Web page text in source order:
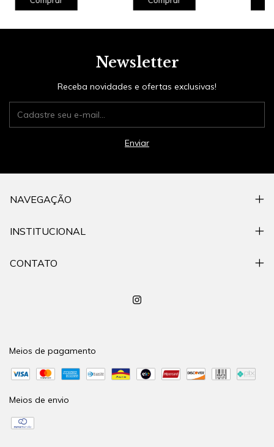
Newsletter
Receba novidades e ofertas exclusivas!
NAVEGAÇÃO
INSTITUCIONAL
CONTATO
Meios de pagamento
Meios de envio